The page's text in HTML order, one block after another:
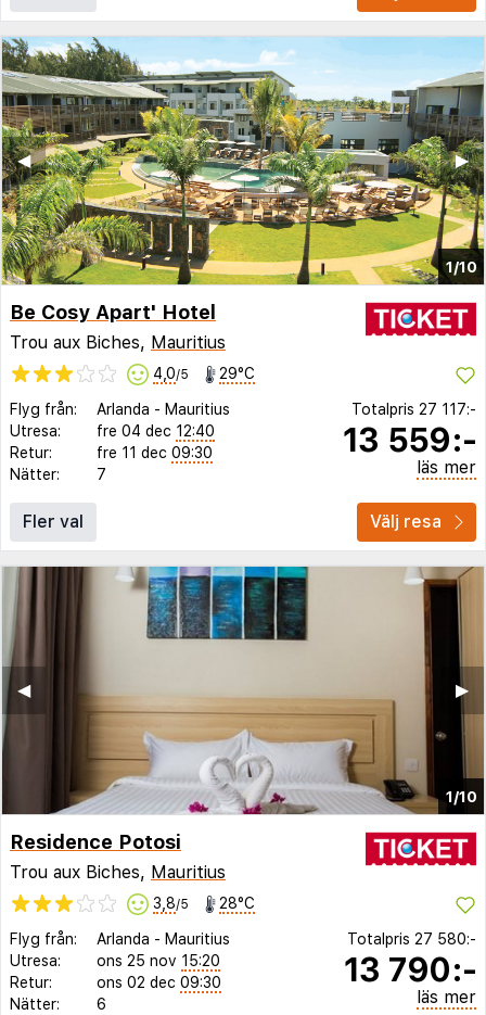
1/10
▶︎
◀︎
Be Cosy Apart' Hotel
Trou aux Biches, Mauritius
4,0/5 29°C
Flyg från: Arlanda - Mauritius
Utresa:
fre 04 dec 12:40
Retur:
fre 11 dec 09:30
Nätter:
7
Totalpris 27 117:-
13 559:-
läs mer
Fler val Välj resa
1/10
▶︎
◀︎
Residence Potosi
Trou aux Biches, Mauritius
3,8/5 28°C
Flyg från: Arlanda - Mauritius
Utresa:
ons 25 nov 15:20
Retur:
ons 02 dec 09:30
Nätter:
6
Totalpris 27 580:-
13 790:-
läs mer